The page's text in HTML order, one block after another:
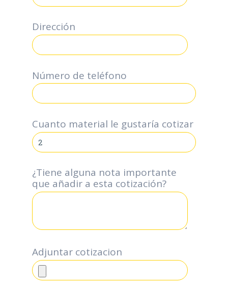
Dirección
Número de teléfono
Cuanto material le gustaría cotizar
¿Tiene alguna nota importante
que añadir a esta cotización?
Adjuntar cotizacion